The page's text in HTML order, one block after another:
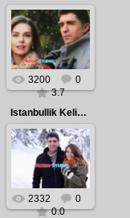
2018.02.13
Istanbullik Kelin |
Истанбуллик
Келин
Admin
3200
0
3.7
Istanbullik Kelin | Истанбуллик Келин
2018.02.13
Istanbullik Kelin |
Истанбуллик
Келин
Admin
2332
0
0.0